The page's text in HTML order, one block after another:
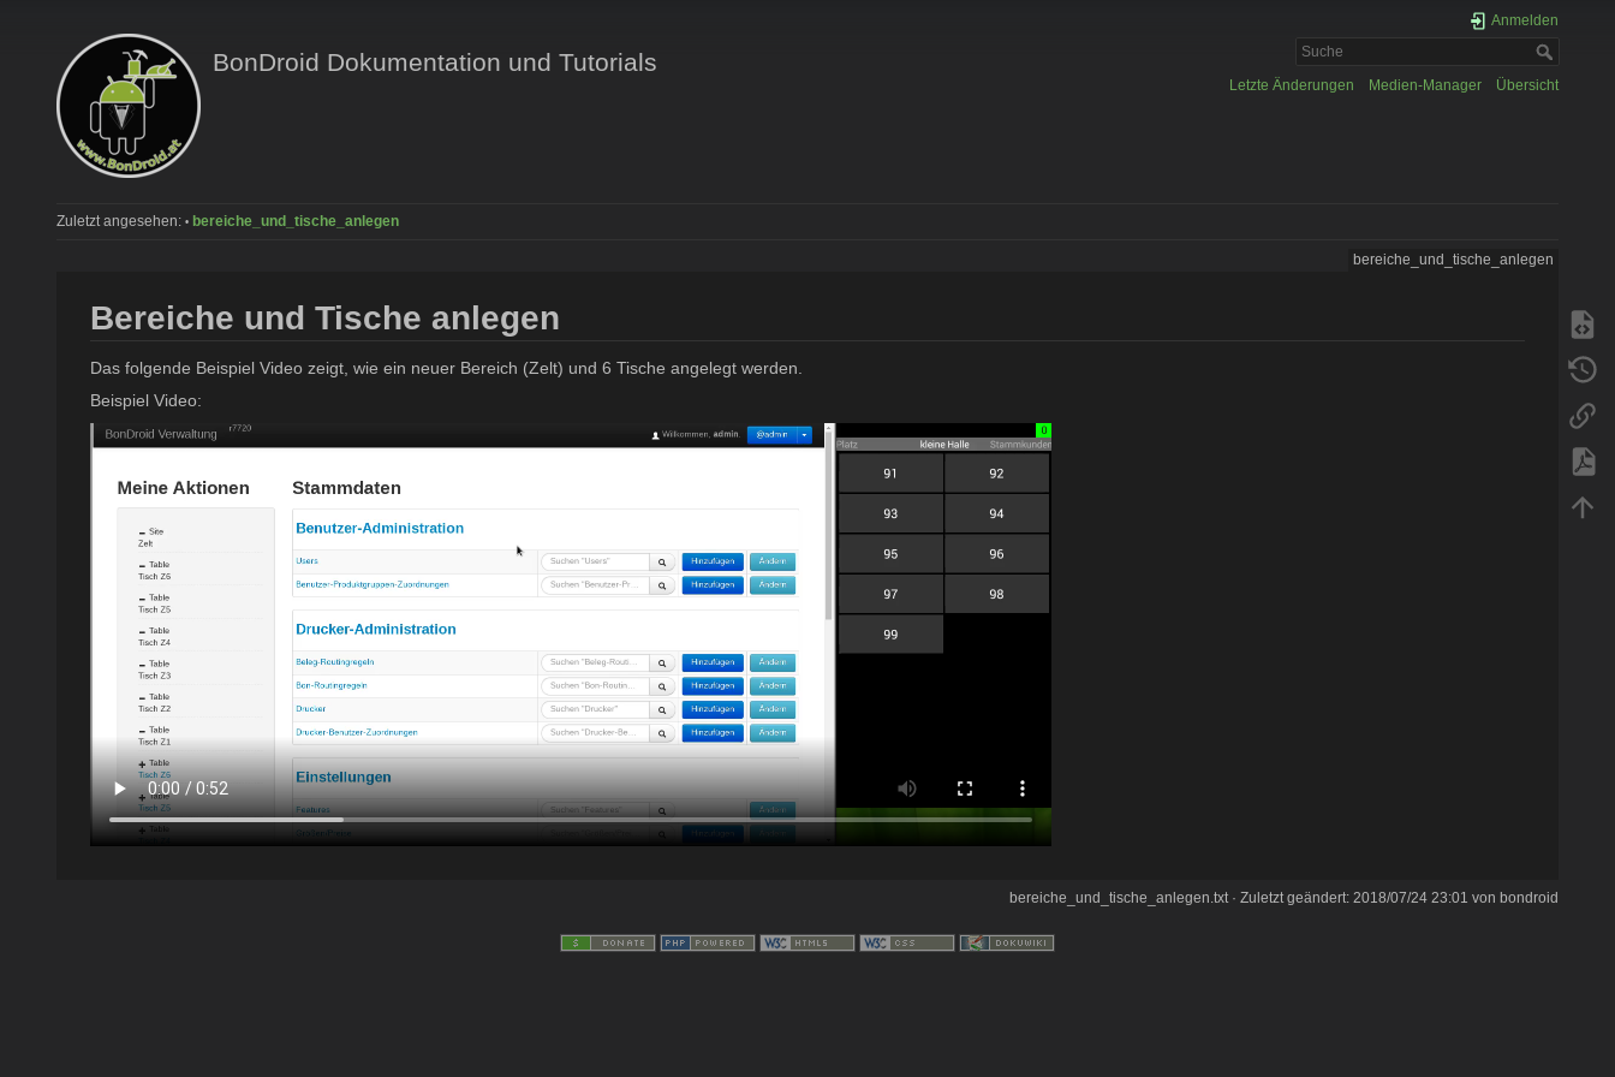
BonDroid Dokumentation und Tutorials
Anmelden
Letzte Änderungen Medien-Manager Übersicht
Zuletzt angesehen: • bereiche_und_tische_anlegen
bereiche_und_tische_anlegen
Bereiche und Tische anlegen
Das folgende Beispiel Video zeigt, wie ein neuer Bereich (Zelt) und 6 Tische angelegt werden.
Beispiel Video:
bereiche_und_tische_anlegen.txt· Zuletzt geändert:2018/07/24 23:01 von bondroid